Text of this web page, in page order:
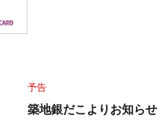
予告
築地銀だこよりお知らせ